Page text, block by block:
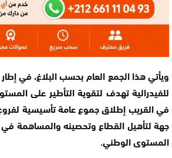
ويأتي هذا الجمع العام بحسب البلاغ، في
للفيدرالية تهدف لتقوية التأطير على
في القريب إطلاق جموع عامة تأسيسية
جهة لتأهيل القطاع وتحصينه والمساهمة
المستوى الوطني.